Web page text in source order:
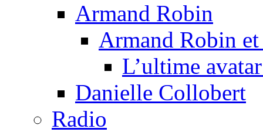
Armand Robin
Armand Robin
L’ultime
Danielle Collobert
Radio